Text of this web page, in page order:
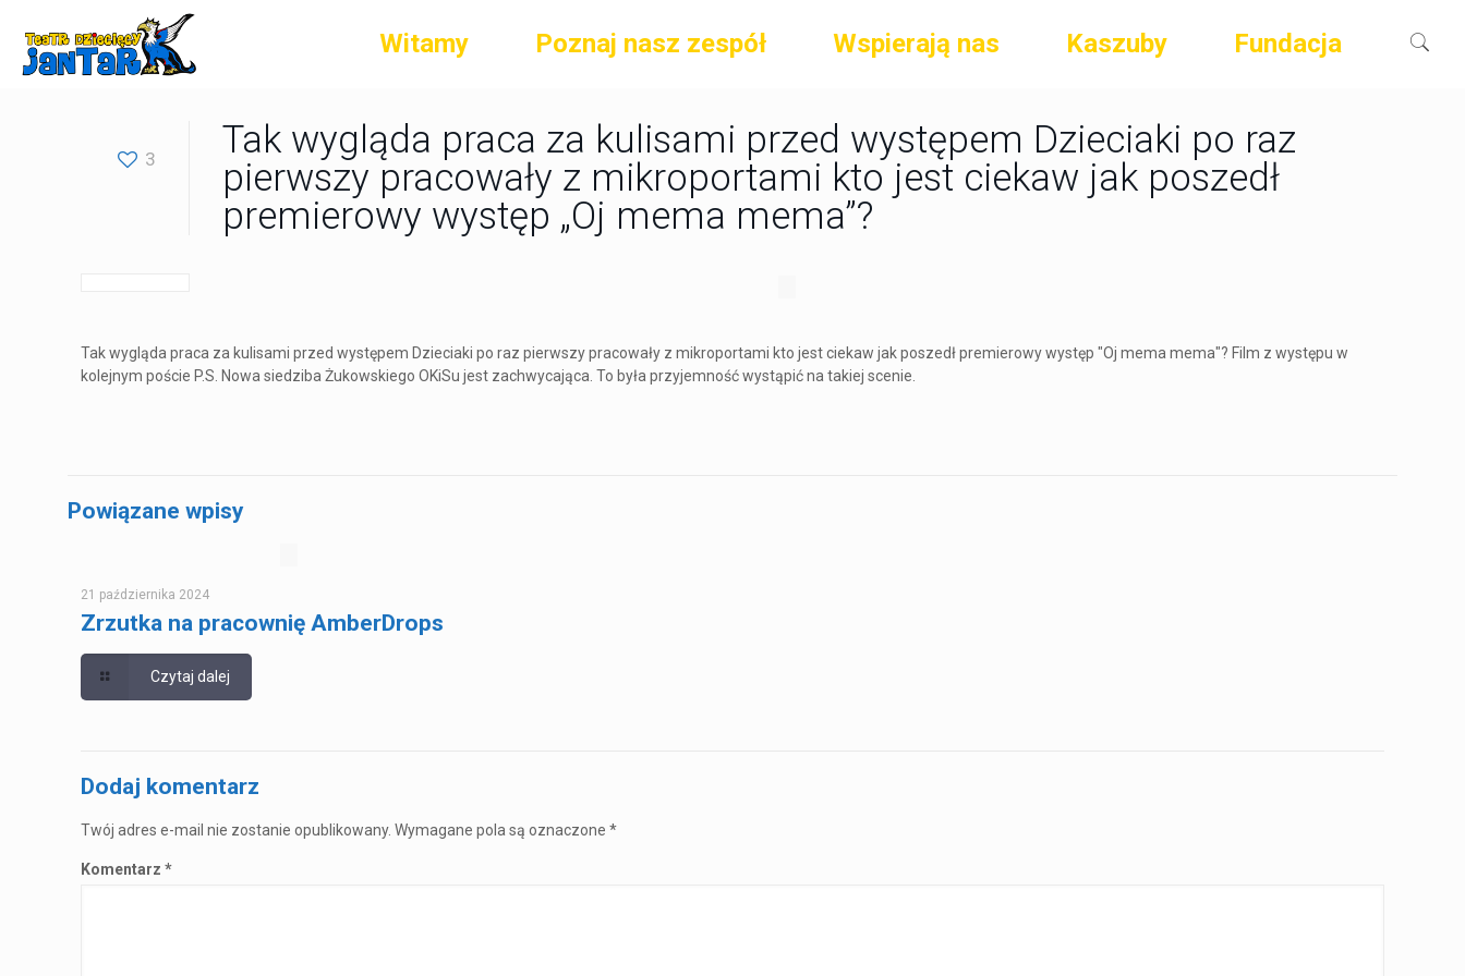
Witamy Poznaj nasz zespół Wspierają nas Kaszuby Fundacja
3
Tak wygląda praca za kulisami przed występem Dzieciaki po raz
pierwszy pracowały z mikroportami kto jest ciekaw jak poszedł
premierowy występ „Oj mema mema”?
Tak wygląda praca za kulisami przed występem Dzieciaki po raz pierwszy pracowały z mikroportami kto jest ciekaw jak poszedł premierowy występ "Oj mema mema"? Film z występu w
kolejnym poście P.S. Nowa siedziba Żukowskiego OKiSu jest zachwycająca. To była przyjemność wystąpić na takiej scenie.
Powiązane wpisy
21 października 2024
Zrzutka na pracownię AmberDrops
Czytaj dalej
Dodaj komentarz
Twój adres e-mail nie zostanie opublikowany. Wymagane pola są oznaczone*
Komentarz*